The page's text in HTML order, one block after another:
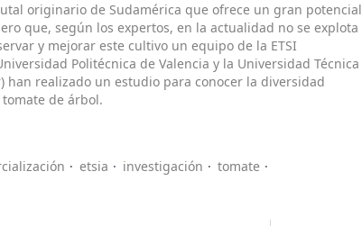
originario de Sudamérica que ofrece un gran potencial
que, según los expertos, en la actualidad no se explota
y mejorar este cultivo un equipo de la ETSI
Politécnica de Valencia y la Universidad Técnica
han realizado un estudio para conocer la diversidad
de árbol.
etsia investigación
tomate